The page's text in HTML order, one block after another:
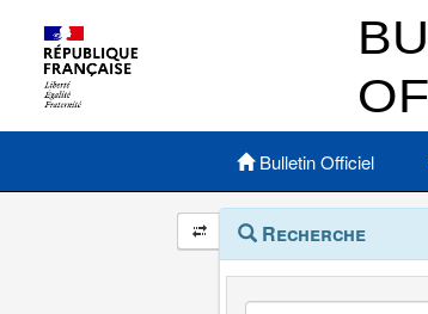
Menu principal
Bulletin Officiel
Navigation
et
outils
annexes
Menu
contextuel
Recherche